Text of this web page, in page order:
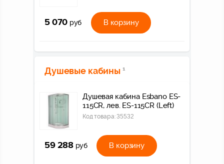
5 070 руб В корзину
Душевые кабины 1
Душевая кабина Esbano ES-
115CR, лев. ES-115CR (Left)
Код товара:35532
59 288 руб В корзину